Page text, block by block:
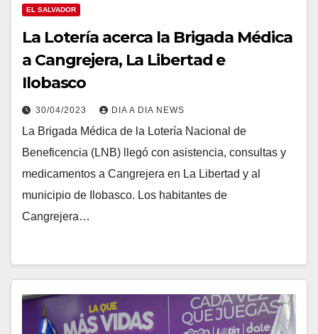
EL SALVADOR
La Lotería acerca la Brigada Médica
a Cangrejera, La Libertad e
Ilobasco
30/04/2023 DIA A DIA NEWS
La Brigada Médica de la Lotería Nacional de
Beneficencia (LNB) llegó con asistencia, consultas y
medicamentos a Cangrejera en La Libertad y al
municipio de Ilobasco. Los habitantes de
Cangrejera…